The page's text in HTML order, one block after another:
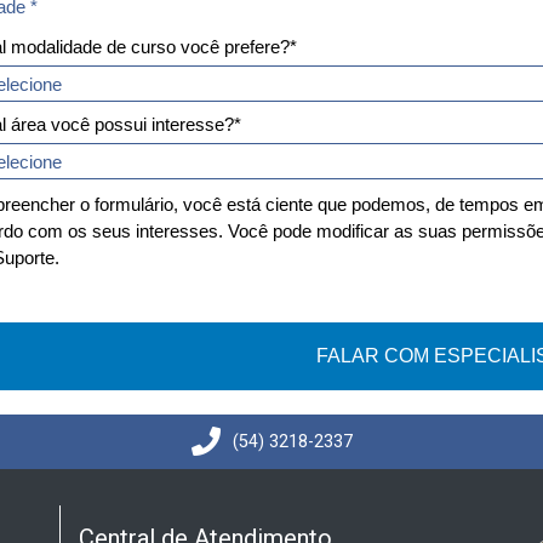
*
modalidade de curso você prefere?*
área você possui interesse?*
o formulário, você está ciente que podemos, de tempos
com os seus interesses. Você pode modificar as suas
FALAR COM
(54) 3218-2337